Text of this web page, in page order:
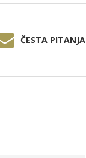
ČESTA PITANJA